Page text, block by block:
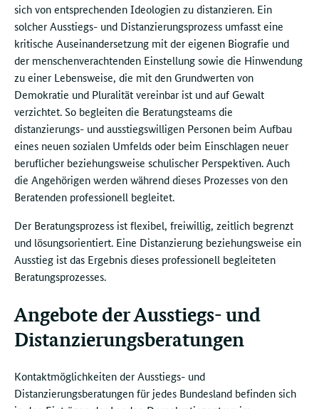
sich von entsprechenden Ideologien zu distanzieren. Ein
solcher Ausstiegs- und Distanzierungsprozess umfasst eine
kritische Auseinandersetzung mit der eigenen Biografie und
der menschenverachtenden Einstellung sowie die Hinwendung
zu einer Lebensweise, die mit den Grundwerten von
Demokratie und Pluralität vereinbar ist und auf Gewalt
verzichtet. So begleiten die Beratungsteams die
distanzierungs- und ausstiegswilligen Personen beim Aufbau
eines neuen sozialen Umfelds oder beim Einschlagen neuer
beruflicher beziehungsweise schulischer Perspektiven. Auch
die Angehörigen werden während dieses Prozesses von den
Beratenden professionell begleitet.
Der Beratungsprozess ist flexibel, freiwillig, zeitlich begrenzt
und lösungsorientiert. Eine Distanzierung beziehungsweise ein
Ausstieg ist das Ergebnis dieses professionell begleiteten
Beratungsprozesses.
Angebote der Ausstiegs- und
Distanzierungsberatungen
Kontaktmöglichkeiten der Ausstiegs- und
Distanzierungsberatungen für jedes Bundesland befinden sich